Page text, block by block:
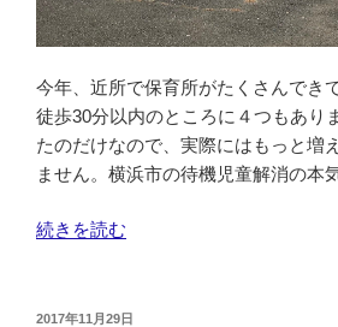
今年、近所で保育所がたくさんでき
徒歩30分以内のところに４つもあり
たのだけなので、実際にはもっと増
ません。横浜市の待機児童解消の本
“公
の
続きを読む
投
2017年11月29日